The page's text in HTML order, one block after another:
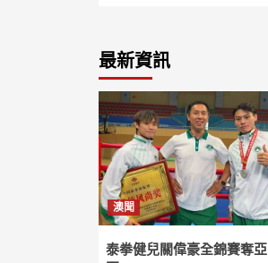
最新資訊
澳聞
泰拳健兒關偉豪全錦賽奪亞